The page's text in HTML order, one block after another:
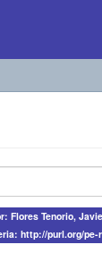
Flores Tenorio,
http://purl.org/pe-